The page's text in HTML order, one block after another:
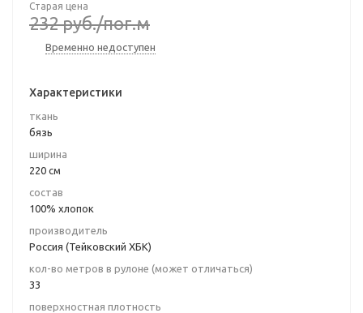
Старая цена
232руб./пог.м
Временно недоступен
Характеристики
ткань
бязь
ширина
220 см
состав
100% хлопок
производитель
Россия (Тейковский ХБК)
кол-во метров в рулоне (может отличаться)
33
поверхностная плотность